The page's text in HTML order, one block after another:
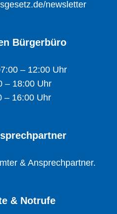
newsletter
Bürgerbüro
– 12:00 Uhr
– 18:00 Uhr
– 16:00 Uhr
& Ansprechpartner.
& Notrufe